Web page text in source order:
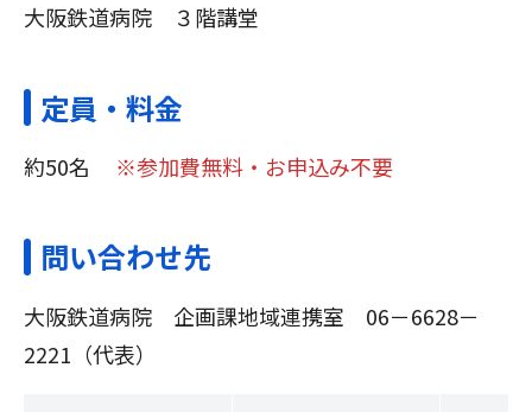
大阪鉄道病院 ３階講堂
定員・料金
約50名 ※参加費無料・お申込み不要
問い合わせ先
大阪鉄道病院 企画課地域連携室 06－6628－
2221（代表）